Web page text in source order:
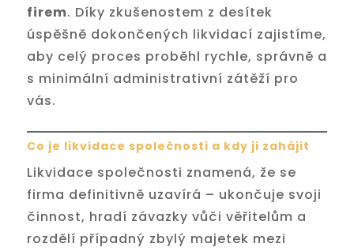
firem. Díky zkušenostem z desítek
úspěšně dokončených likvidací zajistíme,
aby celý proces proběhl rychle, správně a
s minimální administrativní zátěží pro
vás.
Co je likvidace společnosti a kdy ji zahájit
Likvidace společnosti znamená, že se
firma definitivně uzavírá – ukončuje svoji
činnost, hradí závazky vůči věřitelům a
rozdělí případný zbylý majetek mezi